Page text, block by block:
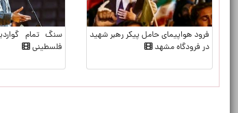
فرود هواپیمای حامل پیکر رهبر شهید
در فرودگاه مشهد
سنگ تمام
فلسطینی